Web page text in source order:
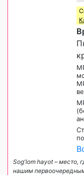
Sog'lom hayot – место,
нашим